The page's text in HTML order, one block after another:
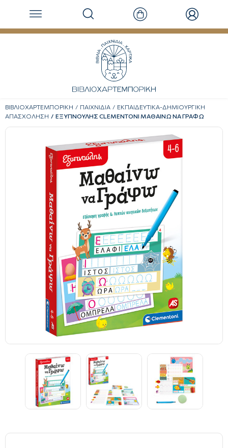
ΒΙΒΛΙΟΧΑΡΤΕΜΠΟΡΙΚΗ ΠΑΙΧΝΙΔΙΑ
ΕΚΠΑΙΔΕΥΤΙΚΑ-ΔΗΜΙΟΥΡΓΙΚΗ
ΑΠΑΣΧΟΛΗΣΗ
ΕΞΥΠΝΟΥΛΗΣ CLEMENTONI ΜΑΘΑΙΝΩ ΝΑ ΓΡΑΦΩ